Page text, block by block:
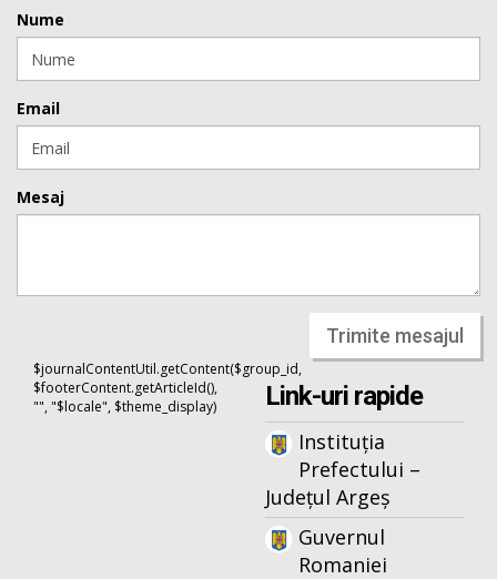
Nume
Email
Mesaj
Trimite mesajul
$journalContentUtil.getContent($group_id,
$footerContent.getArticleId(),
"", "$locale", $theme_display)
Link-uri rapide
Instituția
Prefectului –
Județul Argeș
Guvernul
Romaniei